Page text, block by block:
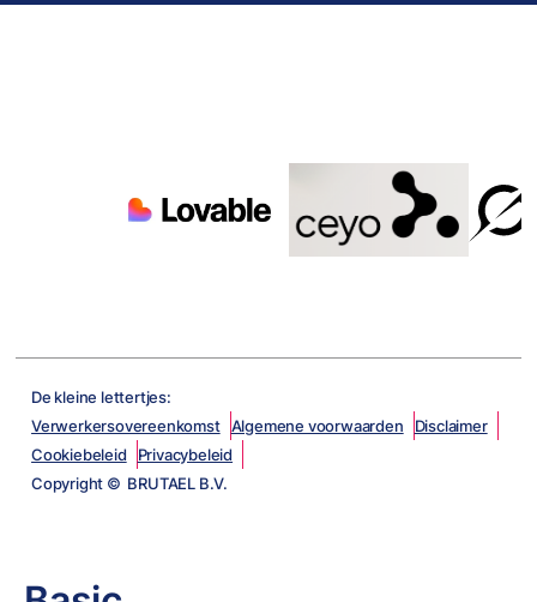
De kleine lettertjes:
Verwerkersovereenkomst Algemene voorwaarden
Disclaimer
Cookiebeleid
Privacybeleid
Copyright © BRUTAEL B.V.